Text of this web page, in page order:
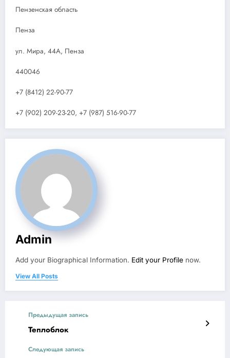
Пензенская область
Пенза
ул. Мира, 44А, Пенза
440046
+7 (8412) 22-90-77
+7 (902) 209-23-20, +7 (987) 516-90-77
Admin
Add your Biographical Information. Edit your Profile now.
View All Posts
Предыдущая запись
Теплоблок
Следующая запись